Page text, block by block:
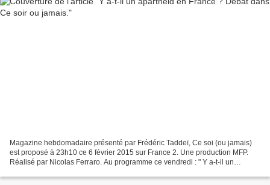
Magazine hebdomadaire présenté par Frédéric Taddeï, Ce soi (ou jamais)
est proposé à 23h10 ce 6 février 2015 sur France 2. Une production MFP.
Réalisé par Nicolas Ferraro. Au programme ce vendredi : " Y a-t-il un